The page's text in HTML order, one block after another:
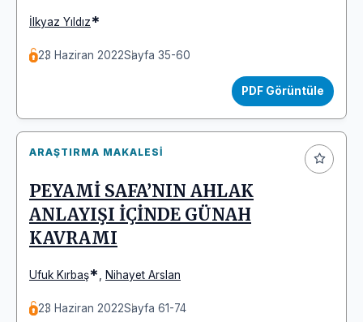
İlkyaz Yıldız*
23 Haziran 2022Sayfa 35-60
PDF Görüntüle
ARAŞTIRMA MAKALESI
PEYAMİ SAFA’NIN AHLAK
ANLAYIŞI İÇİNDE GÜNAH
KAVRAMI
Ufuk Kırbaş* Nihayet Arslan
23 Haziran 2022Sayfa 61-74